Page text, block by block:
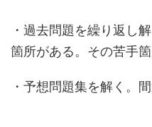
・過去問題を繰り返し
箇所がある。その苦手
・予想問題集を解く。